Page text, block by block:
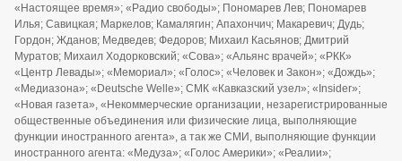
«Настоящее время»; «Радио свободы»; Пономарев Лев; Пономарев
Илья; Савицкая; Маркелов; Камалягин; Апахончич; Макаревич; Дудь;
Гордон; Жданов; Медведев; Федоров; Михаил Касьянов; Дмитрий
Муратов; Михаил Ходорковский; «Сова»; «Альянс врачей»; «РКК»
«Центр Левады»; «Мемориал»; «Голос»; «Человек и Закон»; «Дождь»;
«Медиазона»; «Deutsche Welle»; СМК «Кавказский узел»; «Insider»;
«Новая газета», «Некоммерческие организации, незарегистрированные
общественные объединения или физические лица, выполняющие
функции иностранного агента», а так же СМИ, выполняющие функции
иностранного агента: «Медуза»; «Голос Америки»; «Реалии»;